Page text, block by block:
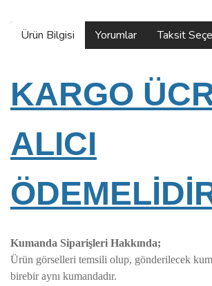
Ürün Bilgisi Yorumlar Taksit
KARGO
ALICI
Kumanda Siparişleri Hakkında;
Ürün görselleri temsili olup, gönderilecek
birebir aynı kumandadır.